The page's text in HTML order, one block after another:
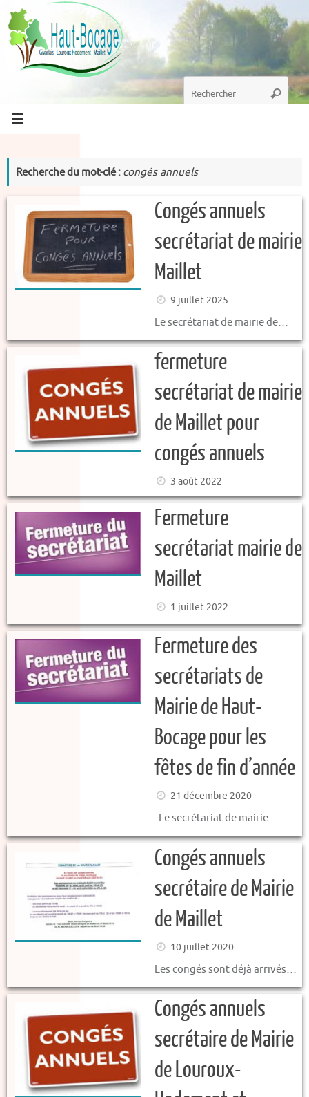
Passer
au
contenu
Recherche
pour
Recherche du mot-clé : congés annuels
Congés annuels
secrétariat de mairie
Maillet
9 juillet 2025
Le secrétariat de mairie de…
fermeture
secrétariat de mairie
de Maillet pour
congés annuels
3 août 2022
Fermeture
secrétariat mairie de
Maillet
1 juillet 2022
Fermeture des
secrétariats de
Mairie de Haut-
Bocage pour les
fêtes de fin d’année
21 décembre 2020
Le secrétariat de mairie…
Congés annuels
secrétaire de Mairie
de Maillet
10 juillet 2020
Les congés sont déjà arrivés…
Congés annuels
secrétaire de Mairie
de Louroux-